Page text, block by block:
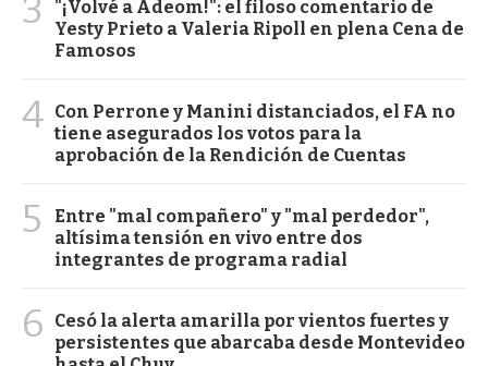
3
"¡Volvé a Adeom!": el filoso comentario de
Yesty Prieto a Valeria Ripoll en plena Cena de
Famosos
4 Con Perrone y Manini distanciados, el FA no
tiene asegurados los votos para la
aprobación de la Rendición de Cuentas
5
Entre "mal compañero" y "mal perdedor",
altísima tensión en vivo entre dos
integrantes de programa radial
6
Cesó la alerta amarilla por vientos fuertes y
persistentes que abarcaba desde Montevideo